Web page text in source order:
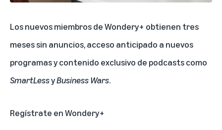
Los nuevos miembros de Wondery+ obtienen tres
meses sin anuncios, acceso anticipado a nuevos
programas y contenido exclusivo de podcasts como
SmartLessyBusiness Wars.
Regístrate en Wondery+